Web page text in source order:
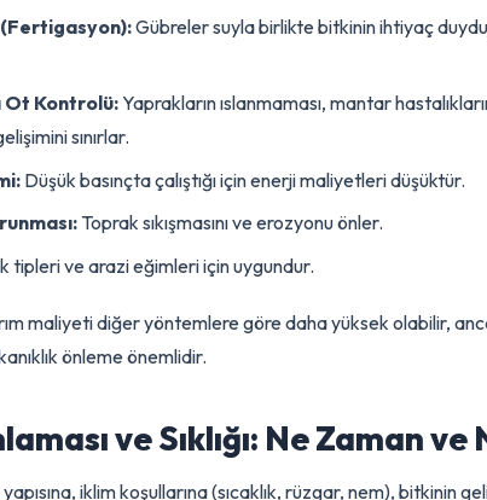
Sistemi: Modern ve Verimli Yaklaşım
verimli ve sürdürülebilir yöntemlerden biri damla
damlalar halinde verir.
Buharlaşma ve sızma kayıpları minimumdur. Su
(Fertigasyon):Gübreler suyla birlikte bitkinin
Ot Kontrolü: Yaprakların ıslanmaması, mantar
gelişimini sınırlar.
Korunması: Toprak sıkışmasını ve erozyonu önler.
tipleri ve arazi eğimleri için uygundur.